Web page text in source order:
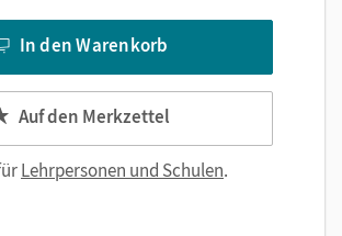
In den Warenkorb
Auf den Merkzettel
Lehrpersonen und Schulen.